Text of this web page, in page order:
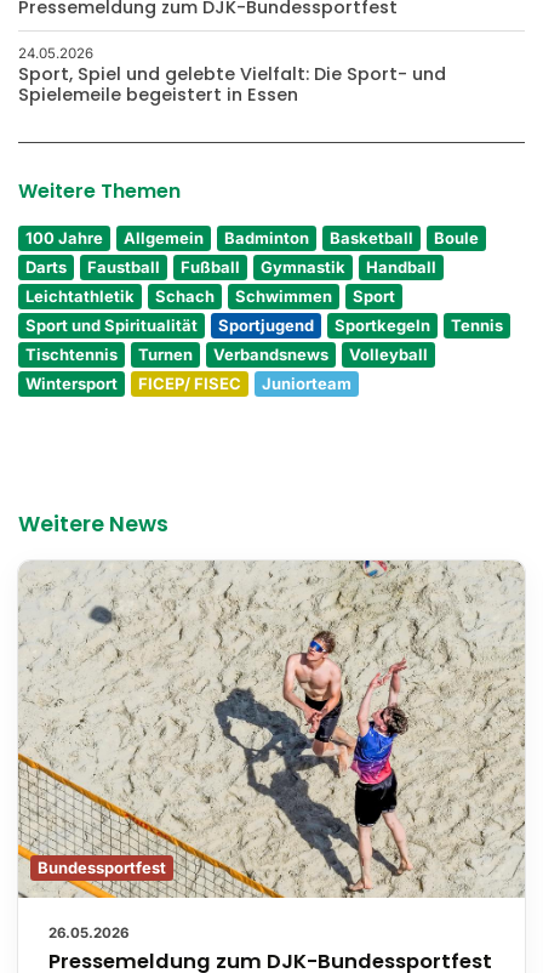
Pressemeldung zum DJK-Bundessportfest
24.05.2026
Sport, Spiel und gelebte Vielfalt: Die Sport- und
Spielemeile begeistert in Essen
Weitere Themen
100 Jahre Allgemein Badminton Basketball
Boule
Darts
Faustball Fußball Gymnastik
Handball
Leichtathletik
Schach Schwimmen
Sport
Sport und Spiritualität
Sportjugend Sportkegeln
Tennis
Tischtennis
Turnen Verbandsnews
Volleyball
Wintersport
FICEP/ FISEC Juniorteam
Weitere News
Bundessportfest
26.05.2026
Pressemeldung zum DJK-Bundessportfest